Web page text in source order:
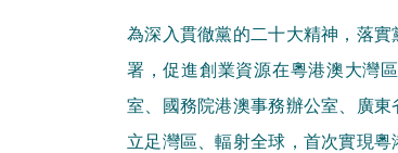
為深入貫徹黨的二十大精神，落
署，促進創業資源在粵港澳大灣
室、國務院港澳事務辦公室、廣
立足灣區、輻射全球，首次實現